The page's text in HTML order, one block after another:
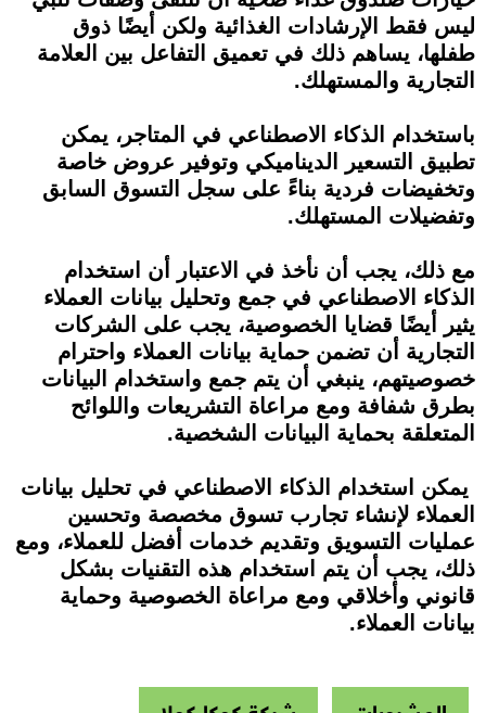
ليس فقط الإرشادات الغذائية ولكن أيضًا ذوق
طفلها، يساهم ذلك في تعميق التفاعل بين العلامة
التجارية والمستهلك.
باستخدام الذكاء الاصطناعي في المتاجر، يمكن
تطبيق التسعير الديناميكي وتوفير عروض خاصة
وتخفيضات فردية بناءً على سجل التسوق السابق
وتفضيلات المستهلك.
مع ذلك، يجب أن نأخذ في الاعتبار أن استخدام
الذكاء الاصطناعي في جمع وتحليل بيانات العملاء
يثير أيضًا قضايا الخصوصية، يجب على الشركات
التجارية أن تضمن حماية بيانات العملاء واحترام
خصوصيتهم، ينبغي أن يتم جمع واستخدام البيانات
بطرق شفافة ومع مراعاة التشريعات واللوائح
المتعلقة بحماية البيانات الشخصية.
يمكن استخدام الذكاء الاصطناعي في تحليل بيانات
العملاء لإنشاء تجارب تسوق مخصصة وتحسين
عمليات التسويق وتقديم خدمات أفضل للعملاء، ومع
ذلك، يجب أن يتم استخدام هذه التقنيات بشكل
قانوني وأخلاقي ومع مراعاة الخصوصية وحماية
بيانات العملاء.